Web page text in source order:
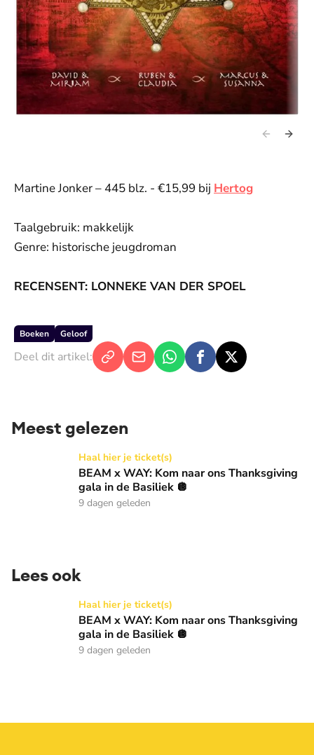
Martine Jonker – 445 blz. - €15,99 bij Hertog
Taalgebruik: makkelijk
Genre: historische jeugdroman
RECENSENT: LONNEKE VAN DER SPOEL
Boeken Geloof
Deel dit artikel:
Meest gelezen
BEAM x WAY: Kom naar ons Thanksgiving gala in de
Haal hier je ticket(s)
BEAM x WAY: Kom naar ons Thanksgiving
gala in de Basiliek 🪩
9 dagen geleden
Lees ook
BEAM x WAY: Kom naar ons Thanksgiving gala in de
Haal hier je ticket(s)
BEAM x WAY: Kom naar ons Thanksgiving
gala in de Basiliek 🪩
9 dagen geleden